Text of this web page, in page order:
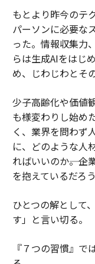
もとより昨今のテ
パーソンに必要な
った。情報収集
らは生成AIをはじ
め、じわじわとそ
少子高齢化や価値
も様変わりし始め
く、業界を問わず
に、どのような人
ればいいのか――。
を抱えているだろう
ひとつの解として
す」と言い切る。
『７つの習慣』